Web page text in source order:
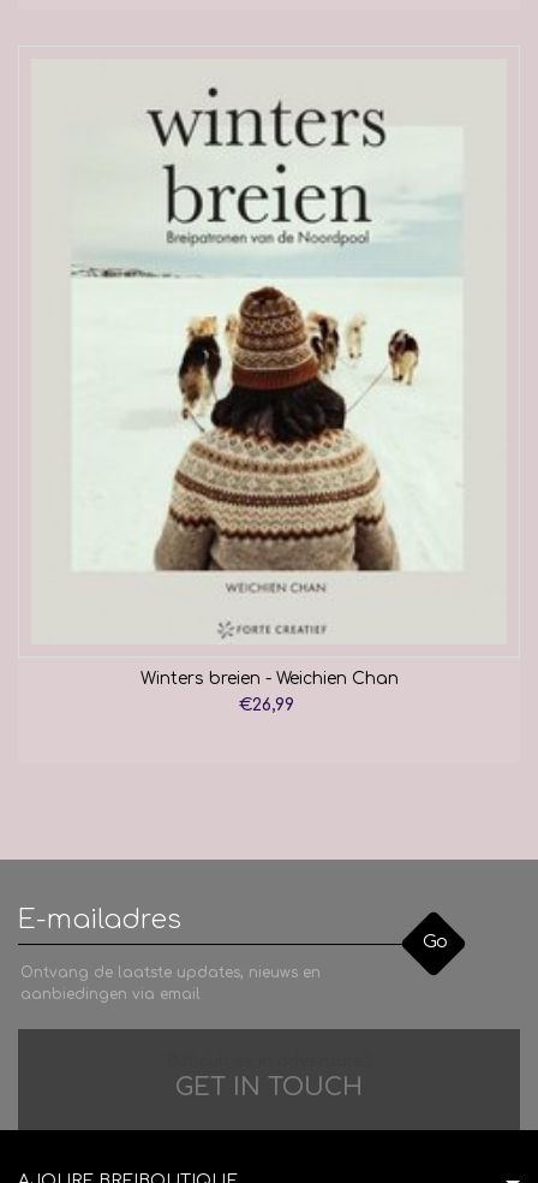
Winters breien - Weichien Chan
€26,99
Go
Ontvang de laatste updates, nieuws en
aanbiedingen via email
GET IN TOUCH